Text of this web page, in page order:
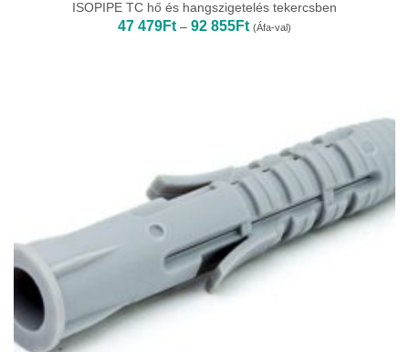
ISOPIPE TC hő és hangszigetelés tekercsben
47 479Ft – 92 855FtÁrtartomány:
47
(Áfa-val)